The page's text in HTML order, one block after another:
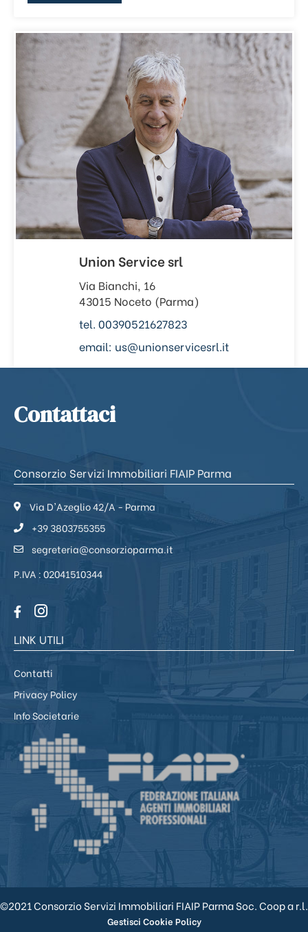
Union Service srl
Via Bianchi, 16
43015 Noceto (Parma)
tel. 00390521627823
email: us@unionservicesrl.it
Contattaci
Consorzio Servizi Immobiliari FIAIP Parma
Via D'Azeglio 42/A - Parma
+39 3803755355
segreteria@consorzioparma.it
P.IVA : 02041510344
LINK UTILI
Contatti
Privacy Policy
Info Societarie
©2021 Consorzio Servizi Immobiliari FIAIP Parma Soc. Coop a r.l.
Gestisci Cookie Policy